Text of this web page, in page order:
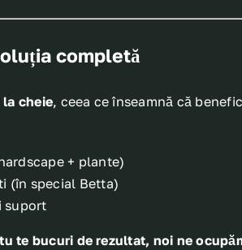
completă
la cheie, ceea ce înseamnă că
+ plante)
(în special Betta)
suport
tu te bucuri de rezultat, noi ne